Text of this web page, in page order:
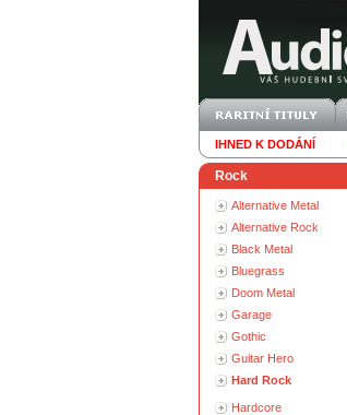
IHNED K DODÁNÍ
Rock
Alternative Metal
Alternative Rock
Black Metal
Bluegrass
Doom Metal
Garage
Gothic
Guitar Hero
Hard Rock
Hardcore